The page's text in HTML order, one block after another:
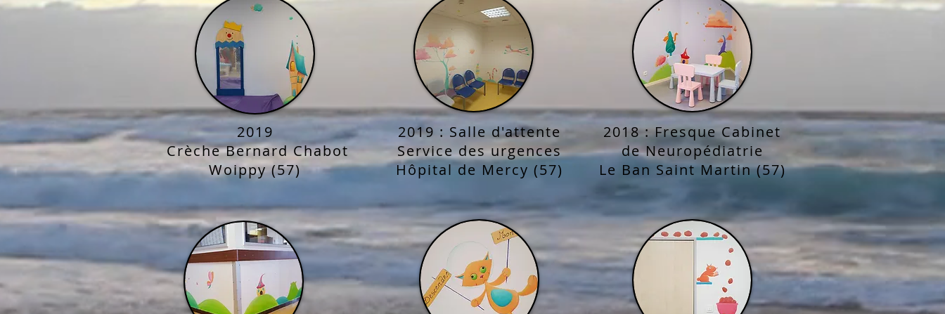
2019
Crèche Bernard Chabot
Woippy (57)
2019 : Salle d'attente
Service des urgences
​Hôpital de Mercy (57)
2018 : Fresque Cabinet
de Neuropédiatrie
Le Ban Saint Martin (57)